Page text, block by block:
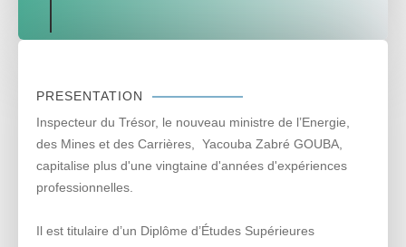
PRESENTATION
Inspecteur du Trésor, le nouveau ministre de l’Energie,
des Mines et des Carrières, Yacouba Zabré GOUBA,
capitalise plus d'une vingtaine d'années d'expériences
professionnelles.
Il est titulaire d’un Diplôme d’Études Supérieures